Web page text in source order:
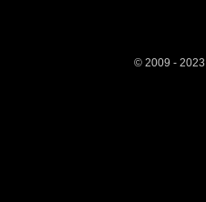
© 2009 - 2023